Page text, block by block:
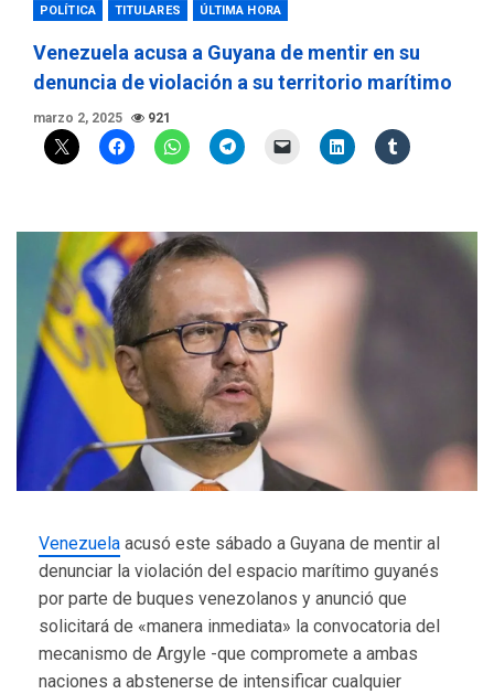
POLÍTICA TITULARES ÚLTIMA HORA
Venezuela acusa a Guyana de mentir en su
denuncia de violación a su territorio marítimo
marzo 2, 2025 921
Venezuela acusó este sábado a Guyana de mentir al
denunciar la violación del espacio marítimo guyanés
por parte de buques venezolanos y anunció que
solicitará de «manera inmediata» la convocatoria del
mecanismo de Argyle -que compromete a ambas
naciones a abstenerse de intensificar cualquier